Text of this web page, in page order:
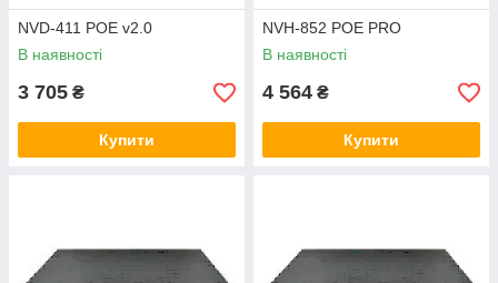
NVD-411 POE v2.0
В наявності
3 705 ₴
Купити
NVH-852 POE PRO
В наявності
4 564 ₴
Купити